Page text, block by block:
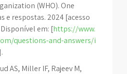
(WHO). One
e respostas. 2024 [acesso
em: [https://www.
questions-and-answers/i
AS, Miller IF, Rajeev M,